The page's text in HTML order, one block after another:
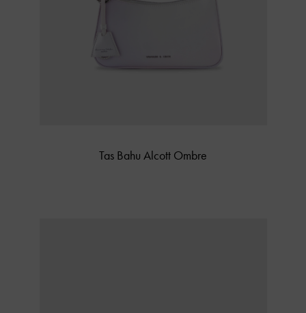
Tas Bahu Alcott Ombre